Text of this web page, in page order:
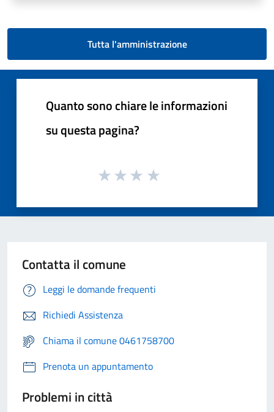
Tutta l'amministrazione
Quanto sono chiare le informazioni
su questa pagina?
Contatta il comune
Leggi le domande frequenti
Richiedi Assistenza
Chiama il comune 0461758700
Prenota un appuntamento
Problemi in città